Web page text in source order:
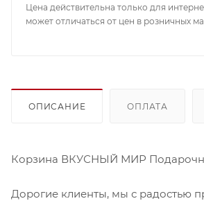
Цена действительна только для
может отличаться от цен в розничных
ОПИСАНИЕ ОПЛАТА
Корзина ВКУСНЫЙ МИР
Дорогие клиенты, мы с радостью